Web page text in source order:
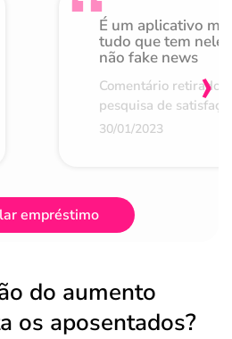
É um aplicativo
tudo que tem nele
não fake news
Comentário retirado
pesquisa de
30/01/2023
›
empréstimo
do aumento
os aposentados?